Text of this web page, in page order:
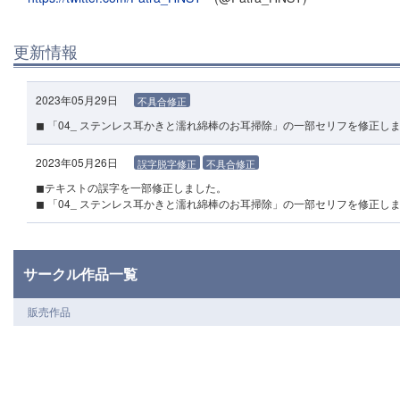
更新情報
2023年05月29日 不具合修正
◼︎ 「04_ ステンレス耳かきと濡れ綿棒のお耳掃除」の一部セリフを修正し
2023年05月26日 誤字脱字修正 不具合修正
◼︎テキストの誤字を一部修正しました。
◼︎ 「04_ ステンレス耳かきと濡れ綿棒のお耳掃除」の一部セリフを修正し
サークル作品一覧
販売作品